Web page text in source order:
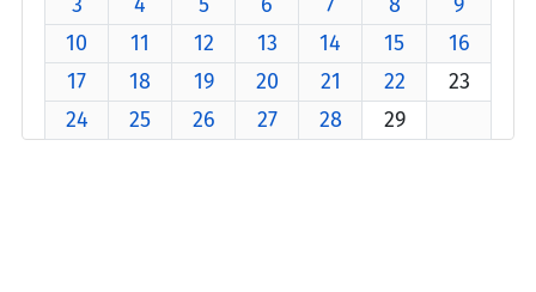
3
4 5 6 7 8
9
10
11 12 13 14 15
16
17
18 19 20 21 22
23
24
25 26 27 28 29